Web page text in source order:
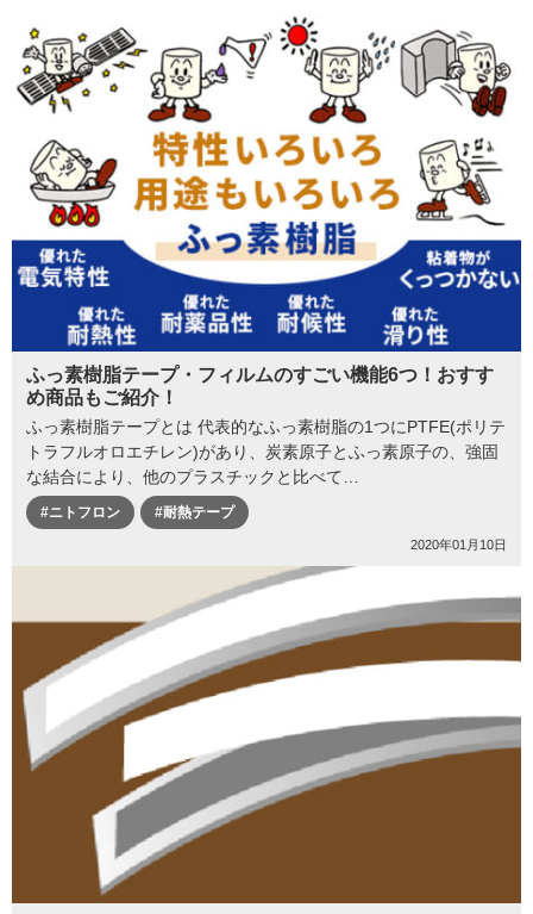
ふっ素樹脂テープ・フィルムのすごい機能6つ！おすす
め商品もご紹介！
ふっ素樹脂テープとは 代表的なふっ素樹脂の1つにPTFE(ポリテ
トラフルオロエチレン)があり、炭素原子とふっ素原子の、強固
な結合により、他のプラスチックと比べて…
#ニトフロン #耐熱テープ
2020年01月10日